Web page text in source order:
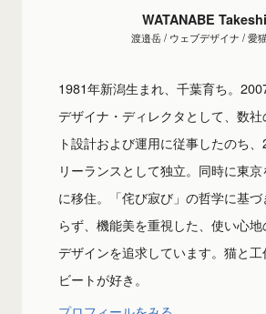
WATANABE Takeshi
渡邉岳 / ウェブデザイナ / 愛
1981年新潟生まれ、千葉育ち。
デザイナ・ディレクタとして、数社
ト設計および運用に従事したのち
リーランスとして独立。同時に東
に移住。「侘び寂び」の哲学に基
らず、機能美を重視した、使い心
デザインを追求しています。猫と工
ビートが好き。